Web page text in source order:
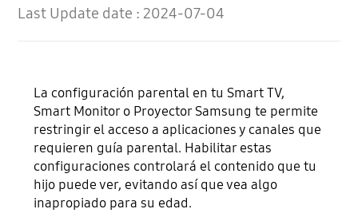
Last Update date :2024-07-04
La configuración parental en tu Smart TV,
Smart Monitor o Proyector Samsung te permite
restringir el acceso a aplicaciones y canales que
requieren guía parental. Habilitar estas
configuraciones controlará el contenido que tu
hijo puede ver, evitando así que vea algo
inapropiado para su edad.